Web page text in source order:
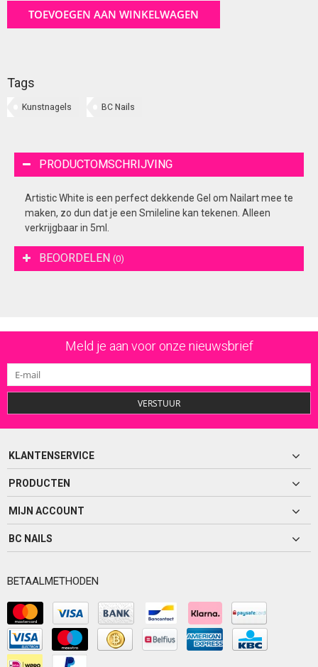
TOEVOEGEN AAN WINKELWAGEN
Tags
Kunstnagels BC Nails
PRODUCTOMSCHRIJVING
Artistic White is een perfect dekkende Gel om Nailart mee te
maken, zo dun dat je een Smileline kan tekenen. Alleen
verkrijgbaar in 5ml.
BEOORDELEN (0)
Meld je aan voor onze nieuwsbrief
VERSTUUR
KLANTENSERVICE
PRODUCTEN
MIJN ACCOUNT
BC NAILS
BETAALMETHODEN